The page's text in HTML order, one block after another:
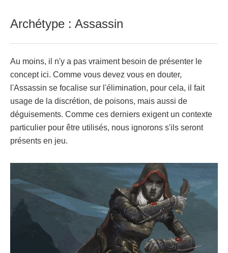
Archétype : Assassin
Au moins, il n'y a pas vraiment besoin de présenter le
concept ici. Comme vous devez vous en douter,
l'Assassin se focalise sur l'élimination, pour cela, il fait
usage de la discrétion, de poisons, mais aussi de
déguisements. Comme ces derniers exigent un contexte
particulier pour être utilisés, nous ignorons s'ils seront
présents en jeu.